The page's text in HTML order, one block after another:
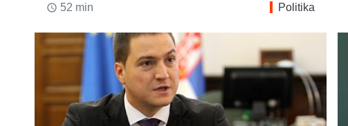
access_time 52 min Politika